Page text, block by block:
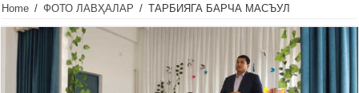
Home / ФОТО ЛАВҲАЛАР / ТАРБИЯГА БАРЧА МАСЪУЛ